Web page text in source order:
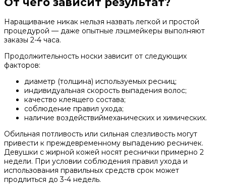
Наращивание никак нельзя назвать легкой и простой
процедурой — даже опытные лэшмейкеры выполняют
заказы 2-4 часа.
Продолжительность носки зависит от следующих
факторов:
диаметр (толщина) используемых ресниц;
индивидуальная скорость выпадения волос;
качество клеящего состава;
соблюдение правил ухода;
наличие воздействиймеханических и химических.
Обильная потливость или сильная слезливость могут
привести к преждевременному выпадению ресничек.
Девушки с жирной кожей носят реснички примерно 2
недели. При условии соблюдения правил ухода и
использования правильных средств срок может
продлиться до 3-4 недель.